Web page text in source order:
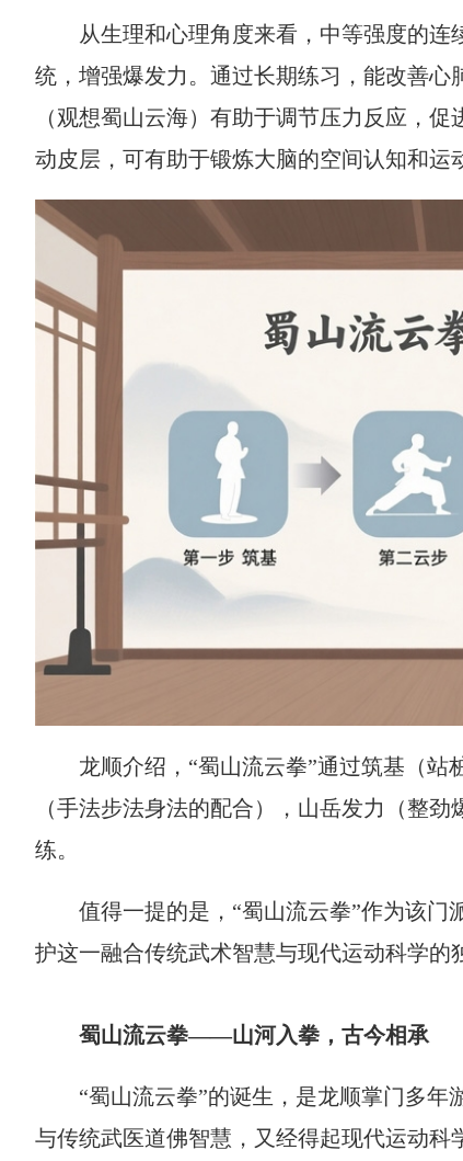
从生理和心理角度来看，中等强度的连
统，增强爆发力。通过长期练习，能改善
（观想蜀山云海）有助于调节压力反应，
动皮层，可有助于锻炼大脑的空间认知和运
龙顺介绍，“蜀山流云拳”通过筑基（
（手法步法身法的配合），山岳发力（整
练。
值得一提的是，“蜀山流云拳”作为该
护这一融合传统武术智慧与现代运动科学的
蜀山流云拳——山河入拳，古今相承
“蜀山流云拳”的诞生，是龙顺掌门多
与传统武医道佛智慧，又经得起现代运动科